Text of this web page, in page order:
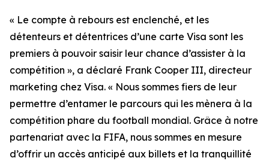
« Le compte à rebours est enclenché, et les
détenteurs et détentrices d’une carte Visa sont les
premiers à pouvoir saisir leur chance d’assister à la
compétition », a déclaré Frank Cooper III, directeur
marketing chez Visa. « Nous sommes fiers de leur
permettre d’entamer le parcours qui les mènera à la
compétition phare du football mondial. Grâce à notre
partenariat avec la FIFA, nous sommes en mesure
d’offrir un accès anticipé aux billets et la tranquillité